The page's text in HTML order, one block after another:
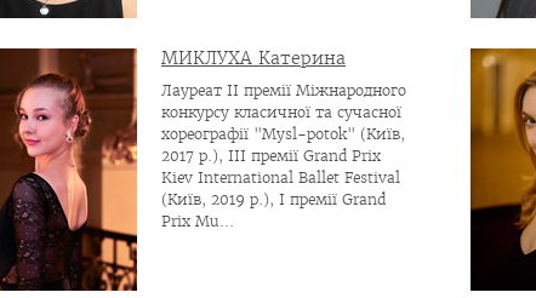
МИКЛУХА Катерина
Лауреат ІI премії Міжнародного
конкурсу класичної та сучасної
хореографії "Mysl-potok" (Київ,
2017 р.), III премії Grand Prix
Kiev International Ballet Festival
(Київ, 2019 р.), I премії Grand
Prix Mu...